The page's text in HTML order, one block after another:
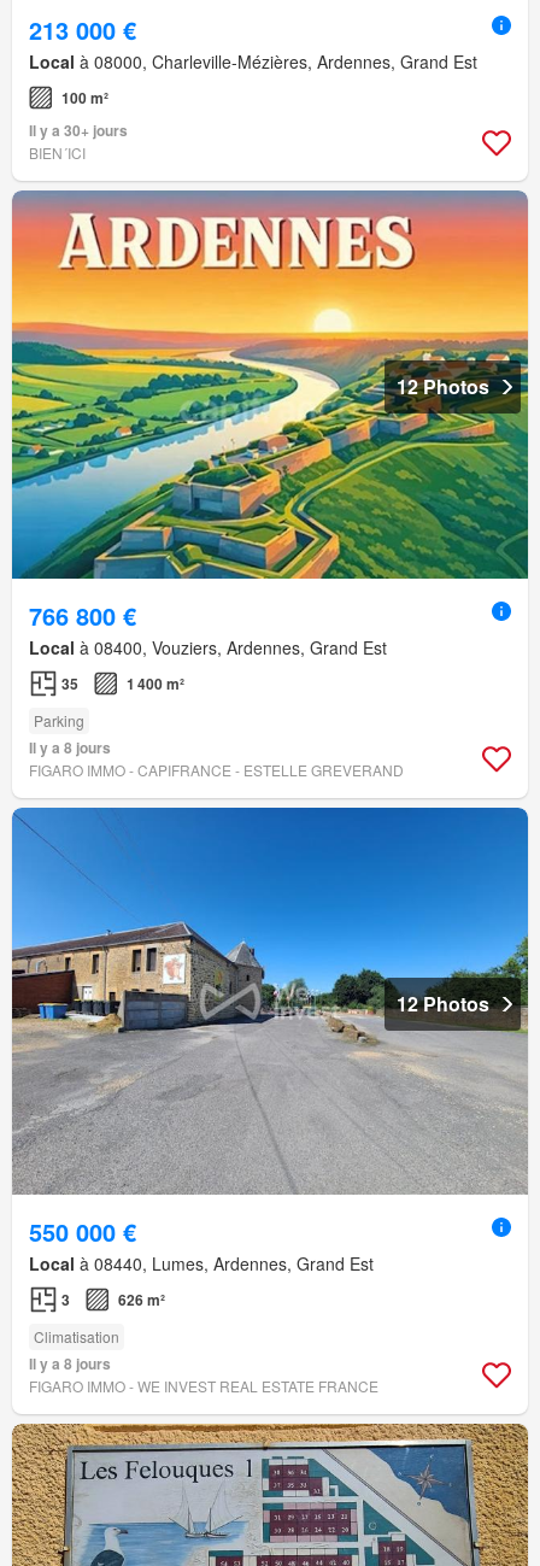
213 000 €
Local à 08000, Charleville-Mézières, Ardennes, Grand Est
100 m²
Il y a 30+ jours
BIEN´ICI
12 Photos
766 800 €
Local à 08400, Vouziers, Ardennes, Grand Est
35 1 400 m²
Parking
Il y a 8 jours
FIGARO IMMO - CAPIFRANCE - ESTELLE GREVERAND
12 Photos
550 000 €
Local à 08440, Lumes, Ardennes, Grand Est
3 626 m²
Climatisation
Il y a 8 jours
FIGARO IMMO - WE INVEST REAL ESTATE FRANCE